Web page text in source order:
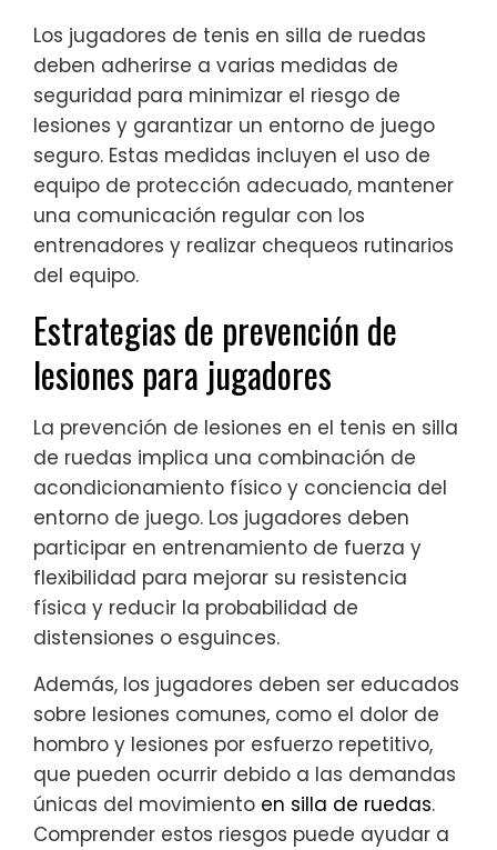
Los jugadores de tenis en silla de ruedas
deben adherirse a varias medidas de
seguridad para minimizar el riesgo de
lesiones y garantizar un entorno de juego
seguro. Estas medidas incluyen el uso de
equipo de protección adecuado, mantener
una comunicación regular con los
entrenadores y realizar chequeos rutinarios
del equipo.
Estrategias de prevención de
lesiones para jugadores
La prevención de lesiones en el tenis en silla
de ruedas implica una combinación de
acondicionamiento físico y conciencia del
entorno de juego. Los jugadores deben
participar en entrenamiento de fuerza y
flexibilidad para mejorar su resistencia
física y reducir la probabilidad de
distensiones o esguinces.
Además, los jugadores deben ser educados
sobre lesiones comunes, como el dolor de
hombro y lesiones por esfuerzo repetitivo,
que pueden ocurrir debido a las demandas
únicas del movimiento en silla de ruedas.
Comprender estos riesgos puede ayudar a